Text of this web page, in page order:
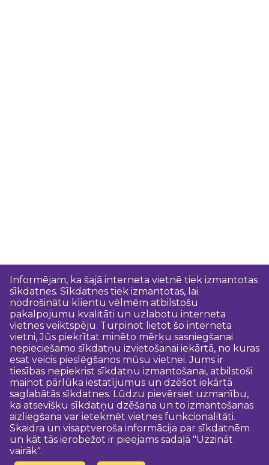
Informējam, ka šajā interneta vietnē tiek izmantotas
sīkdatnes. Sīkdatnes tiek izmantotas, lai
nodrošinātu klientu vēlmēm atbilstošu
pakalpojumu kvalitāti un uzlabotu interneta
vietnes veiktspēju. Turpinot lietot šo interneta
vietni, Jūs piekrītat minēto mērķu sasniegšanai
nepieciešamo sīkdatņu izvietošanai iekārtā, no kuras
esat veicis pieslēgšanos mūsu vietnei. Jums ir
tiesības nepiekrist sīkdatņu izmantošanai, atbilstoši
mainot pārlūka iestatījumus un dzēšot iekārtā
saglabātās sīkdatnes. Lūdzu pievērsiet uzmanību,
ka atsevišķu sīkdatņu dzēšana un to izmantošanas
aizliegšana var ietekmēt vietnes funkcionalitāti.
Skaidra un visaptveroša informācija par sīkdatnēm
un kāt tās ierobežot ir pieejams sadaļā "Uzzināt
vairāk".